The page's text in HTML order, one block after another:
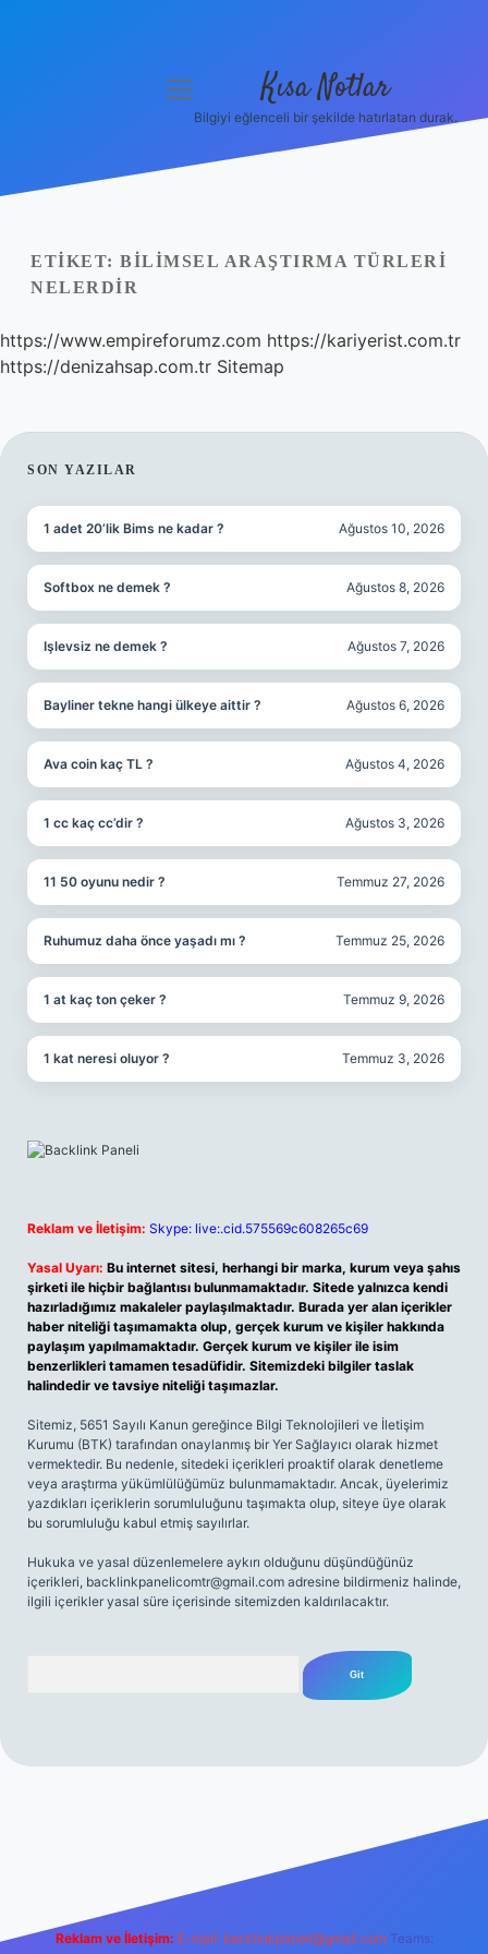
Yasal Uyarı
Hakkımızda
menüyü
Kısa Notlar
Bilgiyi eğlenceli bir şekilde hatırlatan durak.
ETIKET: BILIMSEL ARAŞTIRMA TÜRLERI
NELERDIR
https://www.empireforumz.com https://kariyerist.com.tr
https://denizahsap.com.tr Sitemap
SIDEBAR
SON YAZILAR
1 adet 20’lik Bims ne kadar ? Ağustos 10, 2026
Softbox ne demek ? Ağustos 8, 2026
Işlevsiz ne demek ? Ağustos 7, 2026
Bayliner tekne hangi ülkeye aittir ? Ağustos 6, 2026
Ava coin kaç TL ? Ağustos 4, 2026
1 cc kaç cc’dir ? Ağustos 3, 2026
11 50 oyunu nedir ? Temmuz 27, 2026
Ruhumuz daha önce yaşadı mı ? Temmuz 25, 2026
1 at kaç ton çeker ? Temmuz 9, 2026
1 kat neresi oluyor ? Temmuz 3, 2026
Reklam ve İletişim: Skype: live:.cid.575569c608265c69
Yasal Uyarı: Bu internet sitesi, herhangi bir marka, kurum veya şahıs
şirketi ile hiçbir bağlantısı bulunmamaktadır. Sitede yalnızca kendi
hazırladığımız makaleler paylaşılmaktadır. Burada yer alan içerikler
haber niteliği taşımamakta olup, gerçek kurum ve kişiler hakkında
paylaşım yapılmamaktadır. Gerçek kurum ve kişiler ile isim
benzerlikleri tamamen tesadüfidir. Sitemizdeki bilgiler taslak
halindedir ve tavsiye niteliği taşımazlar.
Sitemiz, 5651 Sayılı Kanun gereğince Bilgi Teknolojileri ve İletişim
Kurumu (BTK) tarafından onaylanmış bir Yer Sağlayıcı olarak hizmet
vermektedir. Bu nedenle, sitedeki içerikleri proaktif olarak denetleme
veya araştırma yükümlülüğümüz bulunmamaktadır. Ancak, üyelerimiz
yazdıkları içeriklerin sorumluluğunu taşımakta olup, siteye üye olarak
bu sorumluluğu kabul etmiş sayılırlar.
Hukuka ve yasal düzenlemelere aykırı olduğunu düşündüğünüz
içerikleri, backlinkpanelicomtr@gmail.com adresine bildirmeniz halinde,
ilgili içerikler yasal süre içerisinde sitemizden kaldırılacaktır.
Reklam ve İletişim: E-mail: backlinkpaneli@gmail.com Teams: